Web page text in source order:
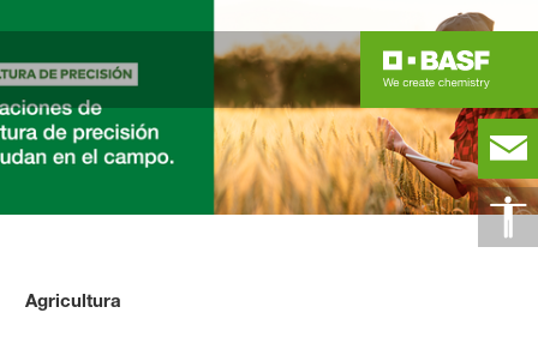
Agricultura